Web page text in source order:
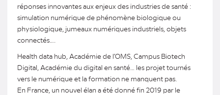
réponses innovantes aux enjeux des industries de santé :
simulation numérique de phénomène biologique ou
physiologique, jumeaux numériques industriels, objets
connectés….
Health data hub, Académie de l’OMS, Campus Biotech
Digital, Académie du digital en santé… les projet tournés
vers le numérique et la formation ne manquent pas.
En France, un nouvel élan a été donné fin 2019 par le